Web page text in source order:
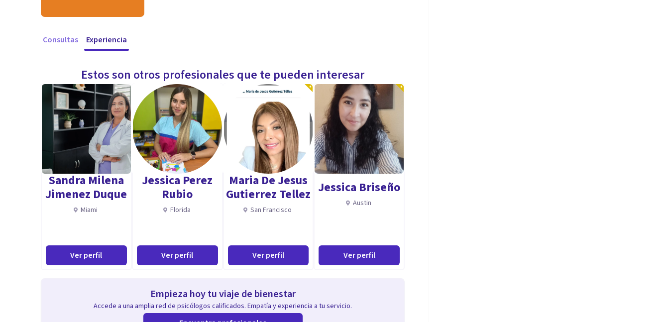
Consultas Experiencia
Estos son otros profesionales que te pueden interesar
Sandra Milena
Jimenez Duque
Miami
Ver perfil
Jessica Perez
Rubio
Florida
Ver perfil
Maria De Jesus
Gutierrez Tellez
San Francisco
Ver perfil
Jessica Briseño
Austin
Ver perfil
Empieza hoy tu viaje de bienestar
Accede a una amplia red de psicólogos calificados. Empatía y experiencia a tu servicio.